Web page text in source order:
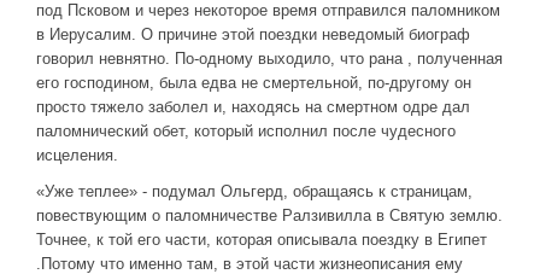
под Псковом и через некоторое время отправился паломником
в Иерусалим. О причине этой поездки неведомый биограф
говорил невнятно. По-одному выходило, что рана , полученная
его господином, была едва не смертельной, по-другому он
просто тяжело заболел и, находясь на смертном одре дал
паломнический обет, который исполнил после чудесного
исцеления.
«Уже теплее» - подумал Ольгерд, обращаясь к страницам,
повествующим о паломничестве Ралзивилла в Святую землю.
Точнее, к той его части, которая описывала поездку в Египет
.Потому что именно там, в этой части жизнеописания ему